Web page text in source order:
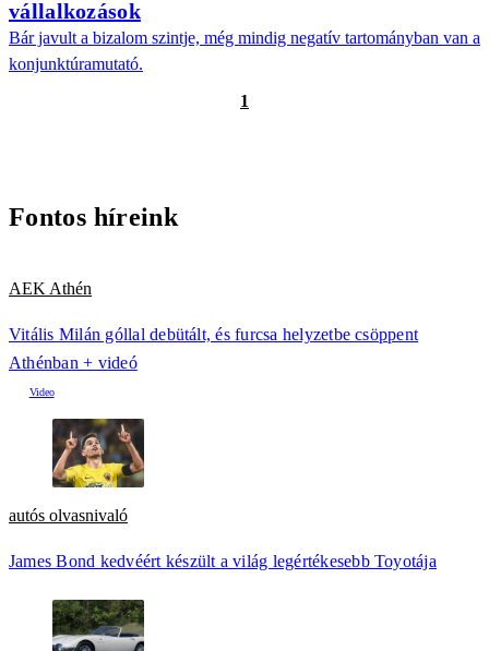
vállalkozások
Bár javult a bizalom szintje, még mindig negatív tartományban van a
konjunktúramutató.
1
Fontos híreink
AEK Athén
Vitális Milán góllal debütált, és furcsa helyzetbe csöppent
Athénban + videó
autós olvasnivaló
James Bond kedvéért készült a világ legértékesebb Toyotája